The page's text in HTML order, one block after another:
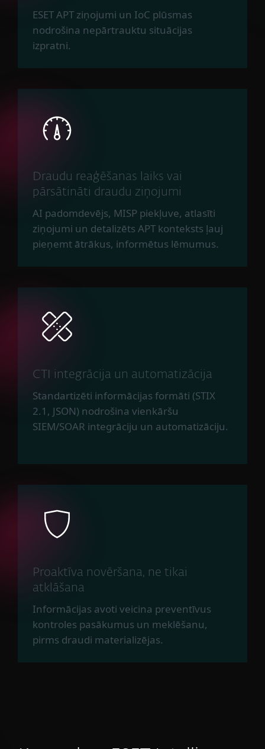
ESET APT ziņojumi un IoC plūsmas
nodrošina nepārtrauktu situācijas
izpratni.
Draudu reaģēšanas laiks vai
pārsātināti draudu ziņojumi
AI padomdevējs, MISP piekļuve, atlasīti
ziņojumi un detalizēts APT konteksts ļauj
pieņemt ātrākus, informētus lēmumus.
CTI integrācija un automatizācija
Standartizēti informācijas formāti (STIX
2.1, JSON) nodrošina vienkāršu
SIEM/SOAR integrāciju un automatizāciju.
Proaktīva novēršana, ne tikai
atklāšana
Informācijas avoti veicina preventīvus
kontroles pasākumus un meklēšanu,
pirms draudi materializējas.